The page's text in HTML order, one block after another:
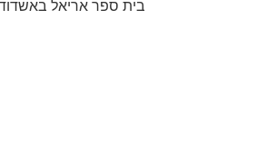
בית ספר אריאל באשדוד